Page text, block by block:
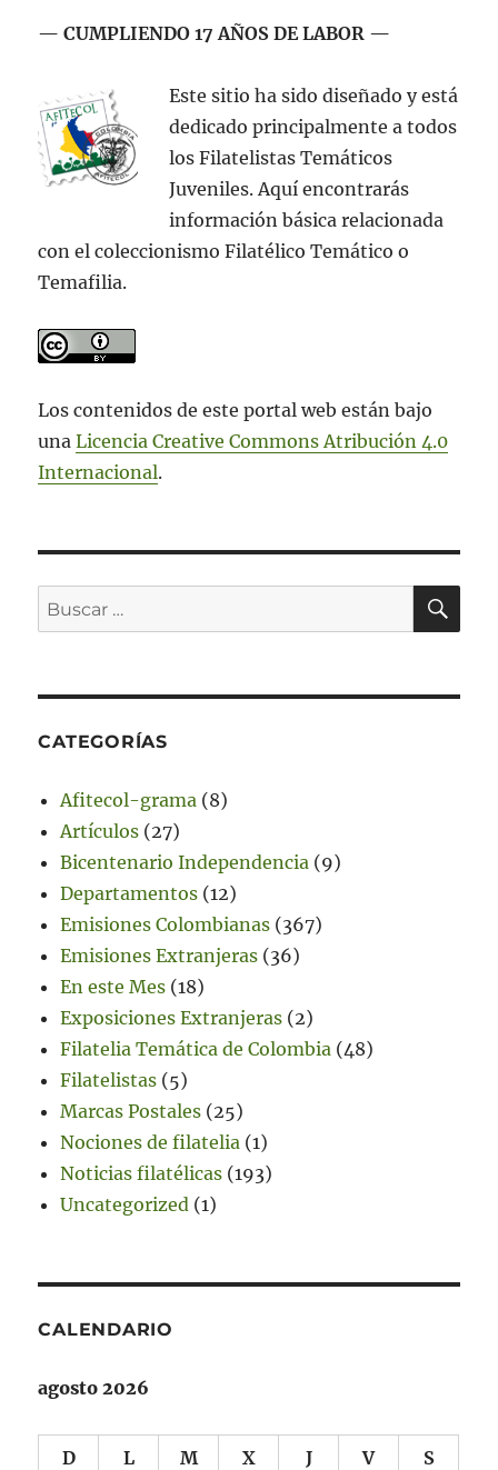
2018”
— CUMPLIENDO 17 AÑOS DE LABOR —
Este sitio ha sido diseñado y está
dedicado principalmente a todos
los Filatelistas Temáticos
Juveniles. Aquí encontrarás
información básica relacionada
con el coleccionismo Filatélico Temático o
Temafilia.
Los contenidos de este portal web están bajo
unaLicencia Creative Commons Atribución 4.0
Internacional.
Buscar
por:
CATEGORÍAS
Afitecol-grama (8)
Artículos (27)
Bicentenario Independencia (9)
Departamentos (12)
Emisiones Colombianas (367)
Emisiones Extranjeras (36)
En este Mes (18)
Exposiciones Extranjeras (2)
Filatelia Temática de Colombia (48)
Filatelistas (5)
Marcas Postales (25)
Nociones de filatelia (1)
Noticias filatélicas (193)
Uncategorized (1)
CALENDARIO
agosto 2026
D L M X J V S